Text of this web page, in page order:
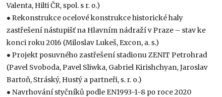
Valenta, Hilti ČR, spol. s r. o.)
● Rekonstrukce ocelové konstrukce historické haly
zastřešení nástupišť na Hlavním nádraží v Praze – stav ke
konci roku 2016 (Miloslav Lukeš, Excon, a. s.)
● Projekt posuvného zastřešení stadionu ZENIT Petrohrad
(Pavel Svoboda, Pavel Sliwka, Gabriel Kirishchyan, Jaroslav
Bartoň, Stráský, Hustý a partneři, s. r. o.)
● Navrhování styčníků podle EN1993-1-8 po roce 2020